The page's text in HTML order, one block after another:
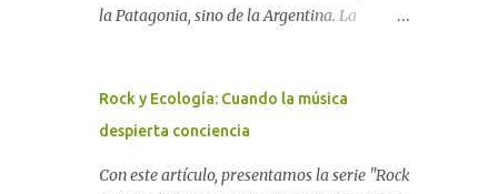
la Patagonia, sino de la Argentina. La
para construir un basurero de residuos
nucleares en Gastre (centro-norte de
avanzó un proyecto legislativo nacional al
Rock y Ecología: Cuando la música
despierta conciencia
Con este artículo, presentamos la serie "Rock